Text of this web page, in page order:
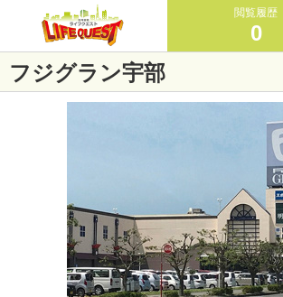
閲覧履歴
0
フジグラン宇部